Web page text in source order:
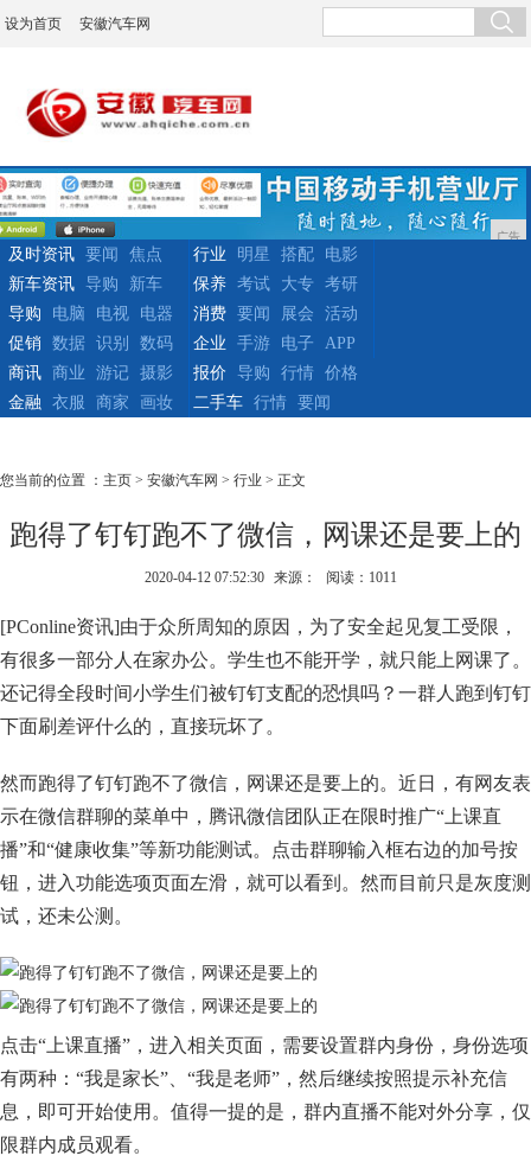
设为首页 安徽汽车网
广告
及时资讯 要闻
焦点
新车资讯
导购 新车
行业 明星 搭配
电影
保养
考试 大专
考研
导购
电脑 电视
电器
促销
数据 识别 数码
消费 要闻 展会
活动
企业
手游 电子
APP
商讯
商业 游记
摄影
金融
衣服 商家 画妆
报价 导购 行情
价格
二手车
行情 要闻
您当前的位置 ： 主页 > 安徽汽车网 > 行业 > 正文
跑得了钉钉跑不了微信，网课还是要上的
2020-04-12 07:52:30 来源： 阅读：1011
[PConline资讯]由于众所周知的原因，为了安全起见复工受限，
有很多一部分人在家办公。学生也不能开学，就只能上网课了。
还记得全段时间小学生们被钉钉支配的恐惧吗？一群人跑到钉钉
下面刷差评什么的，直接玩坏了。
然而跑得了钉钉跑不了微信，网课还是要上的。近日，有网友表
示在微信群聊的菜单中，腾讯微信团队正在限时推广“上课直
播”和“健康收集”等新功能测试。点击群聊输入框右边的加号按
钮，进入功能选项页面左滑，就可以看到。然而目前只是灰度测
试，还未公测。
点击“上课直播”，进入相关页面，需要设置群内身份，身份选项
有两种：“我是家长”、“我是老师”，然后继续按照提示补充信
息，即可开始使用。值得一提的是，群内直播不能对外分享，仅
限群内成员观看。